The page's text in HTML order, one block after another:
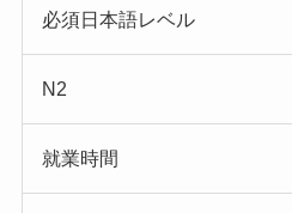
必須日本語レベル
N2
就業時間